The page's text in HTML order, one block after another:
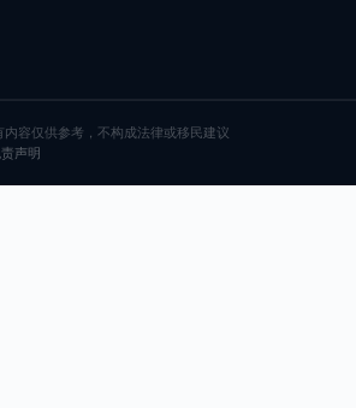
容仅供参考，不构成法律或移民建议
声明